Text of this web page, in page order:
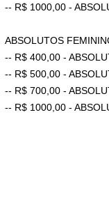
-- R$ 1000,00 -
ABSOLUTOS
-- R$ 400,00 -
-- R$ 500,00 -
-- R$ 700,00 -
-- R$ 1000,00 -